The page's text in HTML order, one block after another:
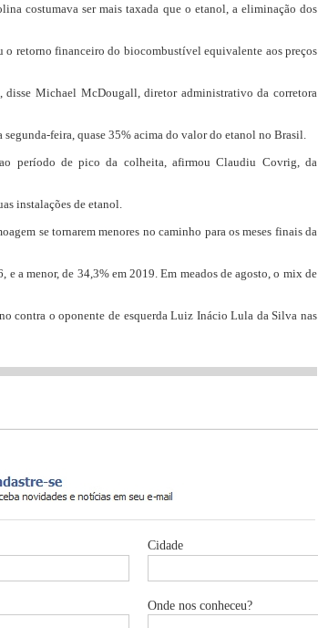
costumava ser mais taxada que o etanol, a eliminação dos
o retorno financeiro do biocombustível equivalente aos preços
disse Michael McDougall, diretor administrativo da corretora
feira, quase 35% acima do valor do etanol no Brasil.
período de pico da colheita, afirmou Claudiu Covrig, da
instalações de etanol.
se tornarem menores no caminho para os meses finais da
a menor, de 34,3% em 2019. Em meados de agosto, o mix de
contra o oponente de esquerda Luiz Inácio Lula da Silva nas
Cidade
Onde nos conheceu?